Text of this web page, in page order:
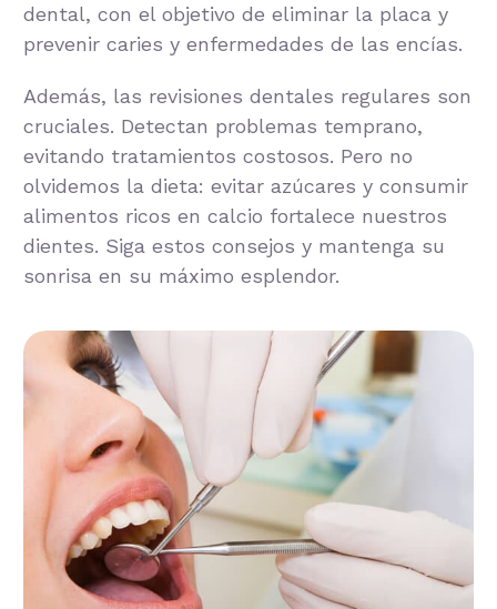
dental, con el objetivo de eliminar la placa y
prevenir caries y enfermedades de las encías.
Además, las revisiones dentales regulares son
cruciales. Detectan problemas temprano,
evitando tratamientos costosos. Pero no
olvidemos la dieta: evitar azúcares y consumir
alimentos ricos en calcio fortalece nuestros
dientes. Siga estos consejos y mantenga su
sonrisa en su máximo esplendor.